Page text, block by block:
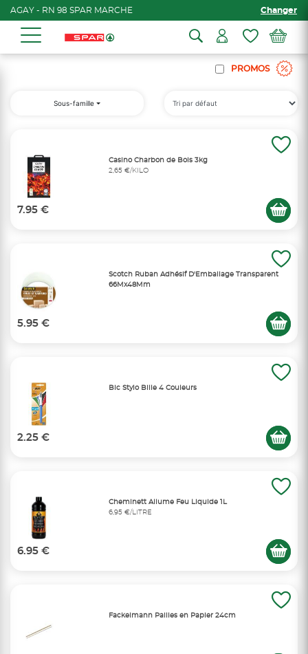
AGAY - RN 98 SPAR MARCHE Changer
PROMOS
Sous-famille
Casino Charbon de Bois 3kg
2,65 €/KILO
7.95 €
Scotch Ruban Adhésif D'Emballage Transparent
66Mx48Mm
5.95 €
Bic Stylo Bille 4 Couleurs
2.25 €
Cheminett Allume Feu Liquide 1L
6,95 €/LITRE
6.95 €
Fackelmann Pailles en Papier 24cm